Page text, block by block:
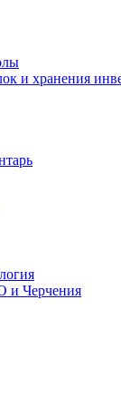
и хранения
и Черчения